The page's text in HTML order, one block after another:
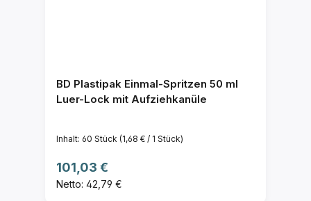
BD Plastipak Einmal-Spritzen 50 ml
Luer-Lock mit Aufziehkanüle
Inhalt: 60 Stück (1,68 € / 1 Stück)
Regulärer Preis:
101,03 €
Netto: 42,79 €